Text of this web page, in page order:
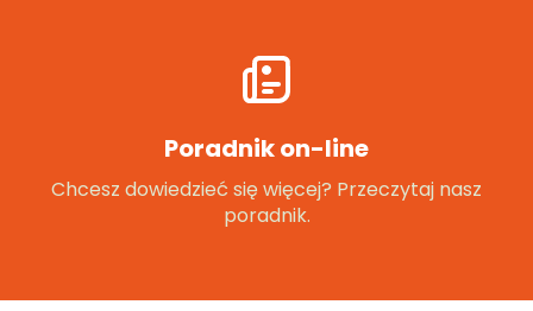
Poradnik on-line
Chcesz dowiedzieć się więcej? Przeczytaj nasz
poradnik.